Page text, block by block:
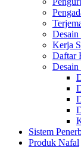
Kerja
Daftar
Sistem
Produk Nafal